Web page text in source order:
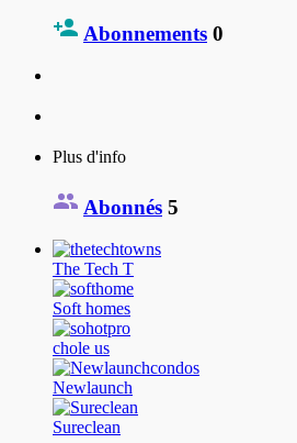
Abonnements 0
Plus d'info
Abonnés 5
The Tech T
Soft homes
chole us
Newlaunch
Sureclean